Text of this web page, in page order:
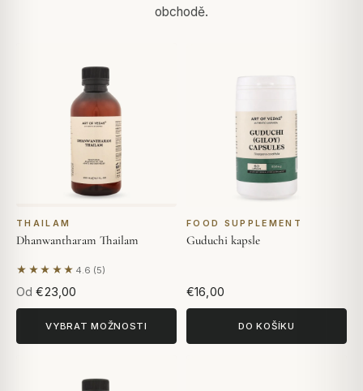
obchodě.
THAILAM
Dhanwantharam Thailam
★★★★★ 4.6 (5)
Na základě 5 hodnocení
Od €23,00
VYBRAT MOŽNOSTI
FOOD SUPPLEMENT
Guduchi kapsle
€16,00
DO KOŠÍKU